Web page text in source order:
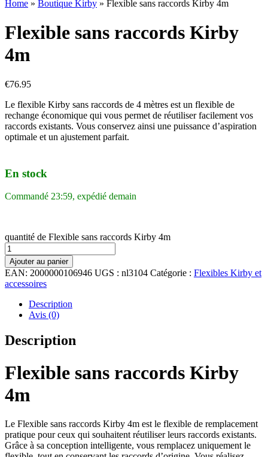
Home » Boutique Kirby » Flexible sans raccords Kirby 4m
Flexible sans raccords Kirby
4m
€76.95
Le flexible Kirby sans raccords de 4 mètres est un flexible de
rechange économique qui vous permet de réutiliser facilement vos
raccords existants. Vous conservez ainsi une puissance d’aspiration
optimale et un ajustement parfait.
En stock
Commandé 23:59, expédié demain
quantité de Flexible sans raccords Kirby 4m
Ajouter au panier
EAN: 2000000106946 UGS : nl3104 Catégorie : Flexibles Kirby et
accessoires
Description
Avis (0)
Description
Flexible sans raccords Kirby
4m
Le Flexible sans raccords Kirby 4m est le flexible de remplacement
pratique pour ceux qui souhaitent réutiliser leurs raccords existants.
Grâce à sa conception intelligente, vous remplacez uniquement le